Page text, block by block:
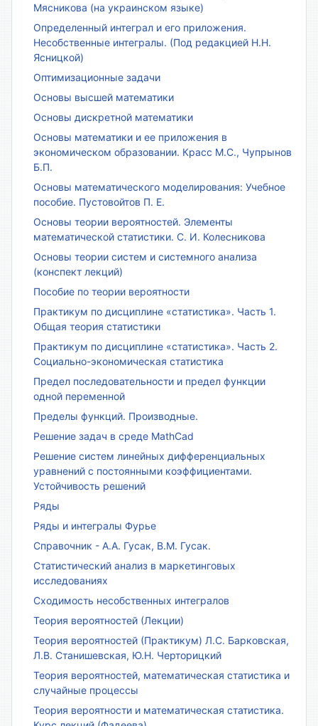
Мясникова (на украинском языке)
Определенный интеграл и его приложения.
Несобственные интегралы. (Под редакцией Н.Н.
Ясницкой)
Оптимизационные задачи
Основы высшей математики
Основы дискретной математики
Основы математики и ее приложения в
экономическом образовании. Красс М.С., Чупрынов
Б.П.
Основы математического моделирования: Учебное
пособие. Пустовойтов П. Е.
Основы теории вероятностей. Элементы
математической статистики. С. И. Колесникова
Основы теории систем и системного анализа
(конспект лекций)
Пособие по теории вероятности
Практикум по дисциплине «статистика». Часть 1.
Общая теория статистики
Практикум по дисциплине «статистика». Часть 2.
Социально-экономическая статистика
Предел последовательности и предел функции
одной переменной
Пределы функций. Производные.
Решение задач в среде MathCad
Решение систем линейных дифференциальных
уравнений с постоянными коэффициентами.
Устойчивость решений
Ряды
Ряды и интегралы Фурье
Справочник - А.А. Гусак, В.М. Гусак.
Статистический анализ в маркетинговых
исследованиях
Сходимость несобственных интегралов
Теория вероятностей (Лекции)
Теория вероятностей (Практикум) Л.С. Барковская,
Л.В. Станишевская, Ю.Н. Черторицкий
Теория вероятностей, математическая статистика и
случайные процессы
Теория вероятности и математическая статистика.